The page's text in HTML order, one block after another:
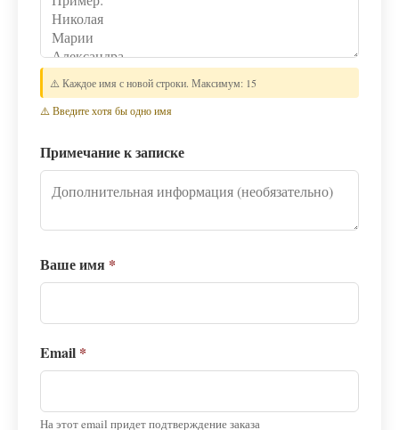
⚠️ Каждое имя с новой строки. Максимум: 15
⚠️ Введите хотя бы одно имя
Примечание к записке
Ваше имя *
Email *
На этот email придет подтверждение заказа